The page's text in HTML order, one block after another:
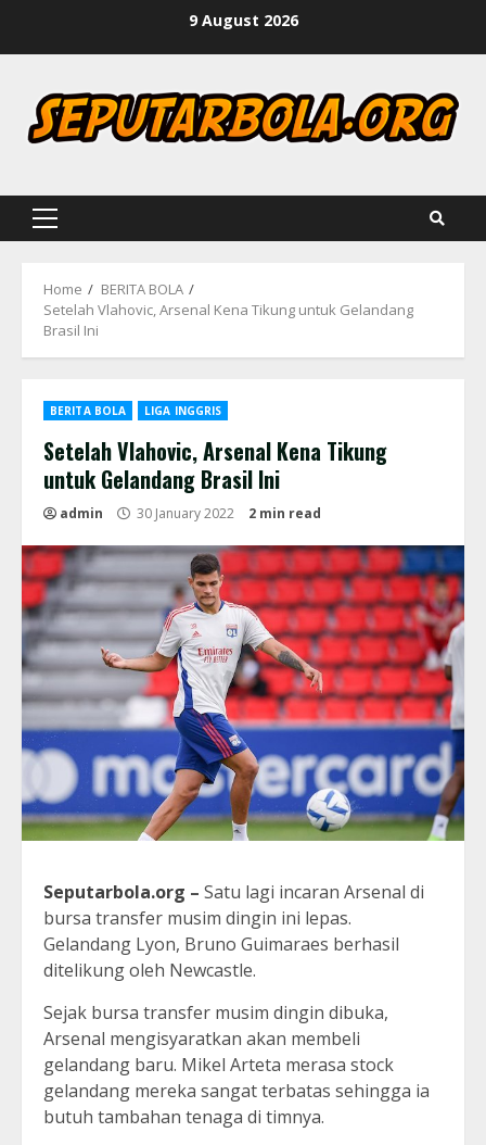
9 August 2026
Primary
Home
BERITA BOLA
Setelah Vlahovic, Arsenal Kena Tikung untuk Gelandang
Brasil Ini
BERITA BOLA LIGA INGGRIS
Setelah Vlahovic, Arsenal Kena Tikung
untuk Gelandang Brasil Ini
admin 30 January 2022 2 min read
Seputarbola.org – Satu lagi incaran Arsenal di
bursa transfer musim dingin ini lepas.
Gelandang Lyon, Bruno Guimaraes berhasil
ditelikung oleh Newcastle.
Sejak bursa transfer musim dingin dibuka,
Arsenal mengisyaratkan akan membeli
gelandang baru. Mikel Arteta merasa stock
gelandang mereka sangat terbatas sehingga ia
butuh tambahan tenaga di timnya.